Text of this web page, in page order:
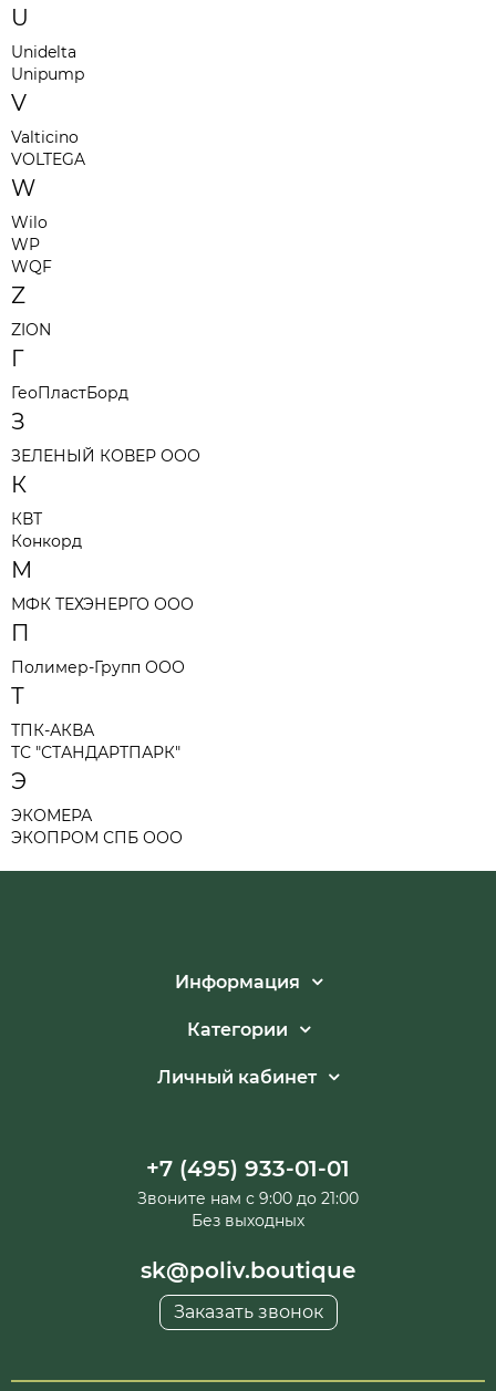
U
Unidelta
Unipump
V
Valticino
VOLTEGA
W
Wilo
WP
WQF
Z
ZION
Г
ГеоПластБорд
З
ЗЕЛЕНЫЙ КОВЕР ООО
К
КВТ
Конкорд
М
МФК ТЕХЭНЕРГО ООО
П
Полимер-Групп ООО
Т
ТПК-АКВА
ТС "СТАНДАРТПАРК"
Э
ЭКОМЕРА
ЭКОПРОМ СПБ ООО
Информация
Категории
Личный кабинет
+7 (495) 933-01-01
Звоните нам с 9:00 до 21:00
Без выходных
sk@poliv.boutique
Заказать звонок